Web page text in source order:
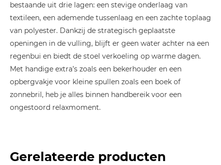
bestaande uit drie lagen: een stevige onderlaag van
textileen, een ademende tussenlaag en een zachte toplaag
van polyester. Dankzij de strategisch geplaatste
openingen in de vulling, blijft er geen water achter na een
regenbui en biedt de stoel verkoeling op warme dagen.
Met handige extra’s zoals een bekerhouder en een
opbergvakje voor kleine spullen zoals een boek of
zonnebril, heb je alles binnen handbereik voor een
ongestoord relaxmoment.
Gerelateerde producten